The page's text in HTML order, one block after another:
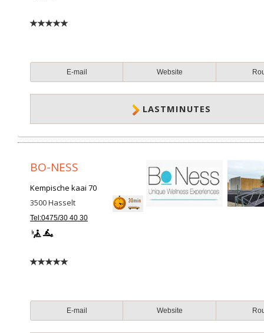
E-mail Website
LASTMINUTES
BO-NESS
Kempische kaai 70
3500Hasselt
Tel:0475/30 40 30
E-mail Website